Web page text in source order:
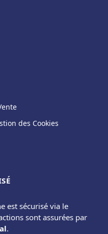
des Cookies
est sécurisé via le
sont assurées par
.